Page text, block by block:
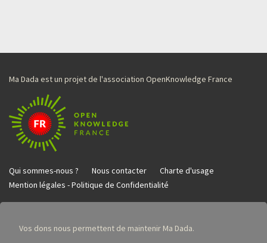
Ma Dada est un projet de l'association OpenKnowledge France
Qui sommes-nous ? Nous contacter
Charte d'usage
Mention légales - Politique de Confidentialité
Vos dons nous permettent de maintenir Ma Dada.